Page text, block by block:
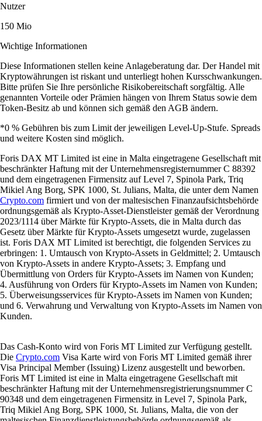
Nutzer
150 Mio
Wichtige Informationen
Diese Informationen stellen keine Anlageberatung dar. Der Handel mit
Kryptowährungen ist riskant und unterliegt hohen Kursschwankungen.
Bitte prüfen Sie Ihre persönliche Risikobereitschaft sorgfältig. Alle
genannten Vorteile oder Prämien hängen von Ihrem Status sowie dem
Token-Besitz ab und können sich gemäß den AGB ändern.
*0 % Gebühren bis zum Limit der jeweiligen Level-Up-Stufe. Spreads
und weitere Kosten sind möglich.
Foris DAX MT Limited ist eine in Malta eingetragene Gesellschaft mit
beschränkter Haftung mit der Unternehmensregisternummer C 88392
und dem eingetragenen Firmensitz auf Level 7, Spinola Park, Triq
Mikiel Ang Borg, SPK 1000, St. Julians, Malta, die unter dem Namen
Crypto.com firmiert und von der maltesischen Finanzaufsichtsbehörde
ordnungsgemäß als Krypto-Asset-Dienstleister gemäß der Verordnung
2023/1114 über Märkte für Krypto-Assets, die in Malta durch das
Gesetz über Märkte für Krypto-Assets umgesetzt wurde, zugelassen
ist. Foris DAX MT Limited ist berechtigt, die folgenden Services zu
erbringen: 1. Umtausch von Krypto-Assets in Geldmittel; 2. Umtausch
von Krypto-Assets in andere Krypto-Assets; 3. Empfang und
Übermittlung von Orders für Krypto-Assets im Namen von Kunden;
4. Ausführung von Orders für Krypto-Assets im Namen von Kunden;
5. Überweisungsservices für Krypto-Assets im Namen von Kunden;
und 6. Verwahrung und Verwaltung von Krypto-Assets im Namen von
Kunden.
Das Cash-Konto wird von Foris MT Limited zur Verfügung gestellt.
Die Crypto.com Visa Karte wird von Foris MT Limited gemäß ihrer
Visa Principal Member (Issuing) Lizenz ausgestellt und beworben.
Foris MT Limited ist eine in Malta eingetragene Gesellschaft mit
beschränkter Haftung mit der Unternehmensregistrierungsnummer C
90348 und dem eingetragenen Firmensitz in Level 7, Spinola Park,
Triq Mikiel Ang Borg, SPK 1000, St. Julians, Malta, die von der